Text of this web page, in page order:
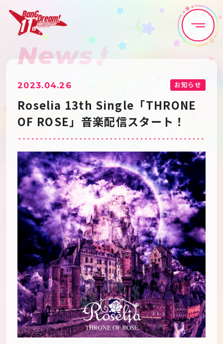
Home News
Live•Event Discography
Artist Anime
Game Media
Schedule About
Goods
News
2023.04.26 お知らせ
Roselia 13th Single「THRONE
OF ROSE」音楽配信スタート！